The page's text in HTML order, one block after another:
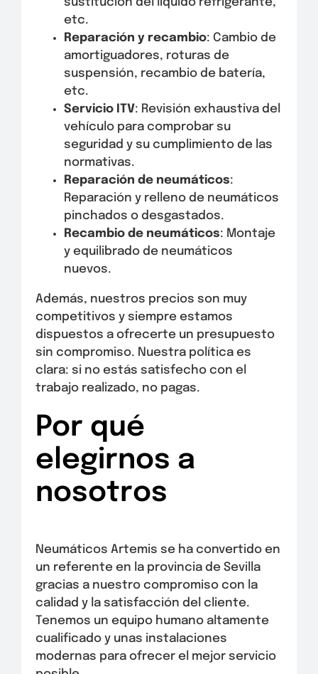
sustitución del líquido refrigerante,
etc.
Reparación y recambio: Cambio de
amortiguadores, roturas de
suspensión, recambio de batería,
etc.
Servicio ITV: Revisión exhaustiva del
vehículo para comprobar su
seguridad y su cumplimiento de las
normativas.
Reparación de neumáticos:
Reparación y relleno de neumáticos
pinchados o desgastados.
Recambio de neumáticos: Montaje
y equilibrado de neumáticos
nuevos.
Además, nuestros precios son muy
competitivos y siempre estamos
dispuestos a ofrecerte un presupuesto
sin compromiso. Nuestra política es
clara: si no estás satisfecho con el
trabajo realizado, no pagas.
Por qué
elegirnos a
nosotros
Neumáticos Artemis se ha convertido en
un referente en la provincia de Sevilla
gracias a nuestro compromiso con la
calidad y la satisfacción del cliente.
Tenemos un equipo humano altamente
cualificado y unas instalaciones
modernas para ofrecer el mejor servicio